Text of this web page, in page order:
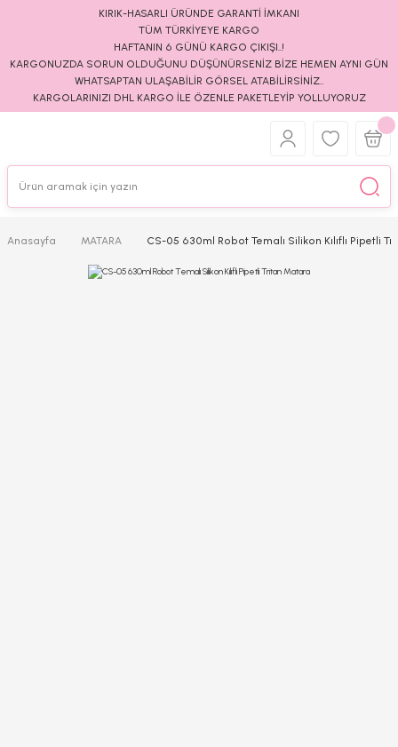
KIRIK-HASARLI ÜRÜNDE GARANTİ İMKANI
TÜM TÜRKİYEYE KARGO
HAFTANIN 6 GÜNÜ KARGO ÇIKIŞI..!
KARGONUZDA SORUN OLDUĞUNU DÜŞÜNÜRSENİZ BİZE HEMEN AYNI GÜN
WHATSAPTAN ULAŞABİLİR GÖRSEL ATABİLİRSİNİZ..
KARGOLARINIZI DHL KARGO İLE ÖZENLE PAKETLEYİP YOLLUYORUZ
Anasayfa MATARA CS-05 630ml Robot Temalı Silikon Kılıflı Pipetli